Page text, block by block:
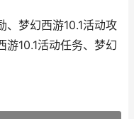
、梦幻西游10.1活动攻
游10.1活动任务、梦幻